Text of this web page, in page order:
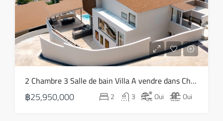
ven
14
Août
15
Août
2 Chambre 3 Salle de bain Villa A vendre dans Choeng Mon – HS0819
฿25,950,000 2 3 Oui Oui